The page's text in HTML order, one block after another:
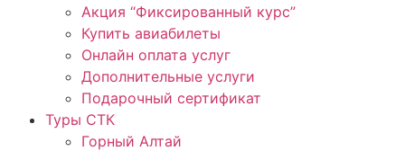
Акция “Фиксированный курс”
Купить авиабилеты
Онлайн оплата услуг
Дополнительные услуги
Подарочный сертификат
Туры СТК
Горный Алтай